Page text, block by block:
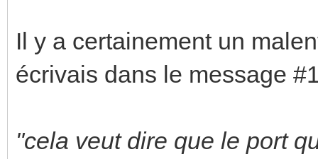
Il y a certainement un
écrivais dans le message
"cela veut dire que le port